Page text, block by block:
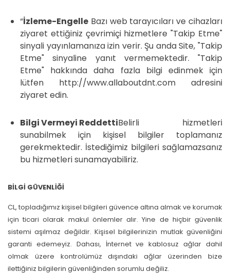
“İzleme-Engelle Bazı web tarayıcıları ve cihazları
ziyaret ettiğiniz çevrimiçi hizmetlere "Takip Etme"
sinyali yayınlamanıza izin verir. Şu anda Site, "Takip
Etme" sinyaline yanıt vermemektedir. "Takip
Etme" hakkında daha fazla bilgi edinmek için
lütfen http://www.allaboutdnt.com adresini
ziyaret edin.
Bilgi Vermeyi ReddettiBelirli hizmetleri
sunabilmek için kişisel bilgiler toplamanız
gerekmektedir. İstediğimiz bilgileri sağlamazsanız
bu hizmetleri sunamayabiliriz.
BİLGİ GÜVENLİĞİ
CL, topladığımız kişisel bilgileri güvence altına almak ve korumak
için ticari olarak makul önlemler alır. Yine de hiçbir güvenlik
sistemi aşılmaz değildir. Kişisel bilgilerinizin mutlak güvenliğini
garanti edemeyiz. Dahası, İnternet ve kablosuz ağlar dahil
olmak üzere kontrolümüz dışındaki ağlar üzerinden bize
ilettiğiniz bilgilerin güvenliğinden sorumlu değiliz.